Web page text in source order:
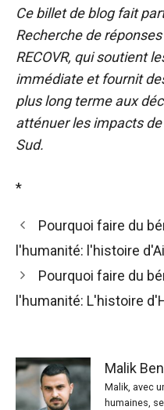
Ce billet de blog fait
Recherche de
RECOVR, qui soutient
immédiate et fournit
plus long terme aux
atténuer les impacts
Sud.
*
Pourquoi faire du
l'humanité: l'histoire
Pourquoi faire du
l'humanité: L'histoire
Malik
Malik, avec
humaines,